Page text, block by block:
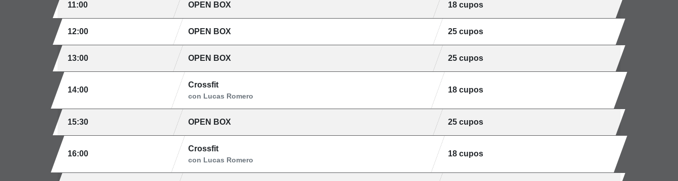
11:00 OPEN BOX 18 cupos
12:00 OPEN BOX 25 cupos
13:00 OPEN BOX 25 cupos
14:00
Crossfit
con Lucas Romero
18 cupos
15:30 OPEN BOX 25 cupos
16:00
Crossfit
con Lucas Romero
18 cupos